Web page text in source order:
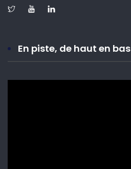
En piste, de haut en bas